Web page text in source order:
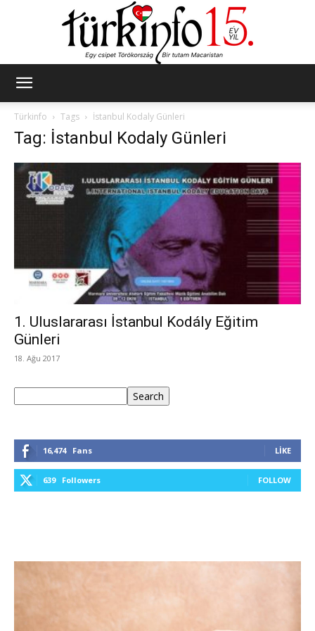
Türkinfo
Tags İstanbul Kodaly Günleri
Tag: İstanbul Kodaly Günleri
1. Uluslararası İstanbul Kodály Eğitim
Günleri
18. Ağu 2017
Search
16,474 Fans LIKE
639 Followers FOLLOW